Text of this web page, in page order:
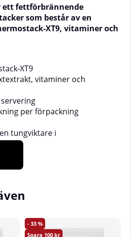
ett fettförbrännende
som består av en
XT9, vitaminer och
XT9
vitaminer och
per förpackning
tungviktare i
Stacker är kända
produkter med ett
innehåll. Thermodrene
Stackers egen blandning
XT9 har formulerats
33
100